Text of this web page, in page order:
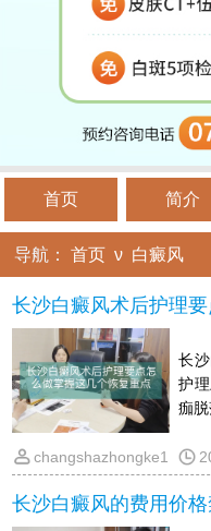
首页 简介
导航： 首页 ν 白癜风
长沙白癜风术后护理
长
护
痂
changshazhongke1
长沙白癜风的费用价